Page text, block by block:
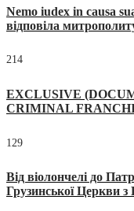
Nemo iudex in causa
відповіла
214
EXCLUSIVE
CRIMINAL
129
Від віолончелі до
Грузинської Церкви